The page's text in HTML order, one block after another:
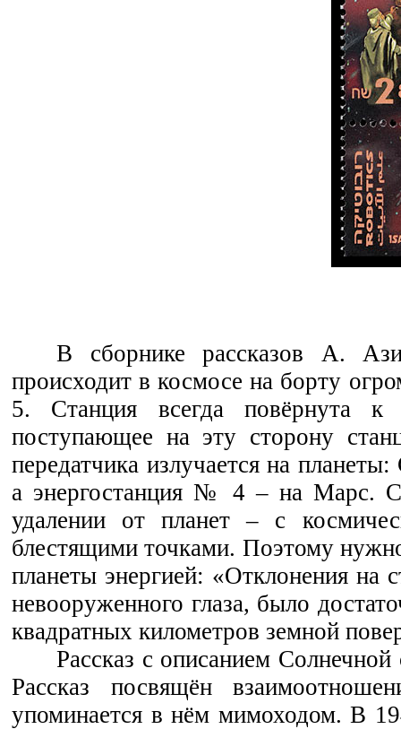
В сборнике рассказов А.
происходит в космосе на борту
5. Станция всегда повёрнута к
поступающее на эту сторону
передатчика излучается на
а энергостанция № 4 – на Марс.
удалении от планет – с
блестящими точками. Поэтому
планеты энергией: «Отклонения на
невооруженного глаза, было
квадратных километров земной
Рассказ с описанием
Рассказ посвящён
упоминается в нём мимоходом. В